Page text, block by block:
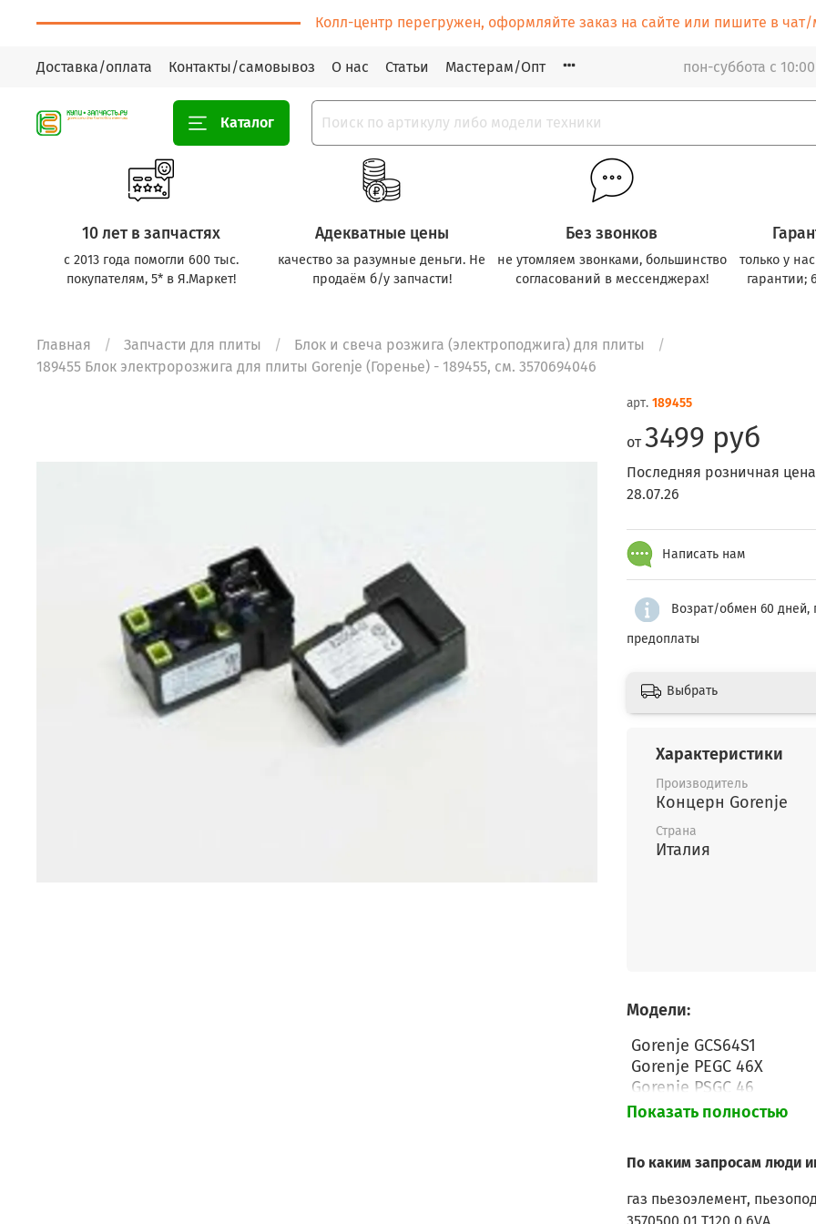
Колл-центр перегружен, оформляйте заказ на сайте или пишите в
Доставка/оплата Контакты/самовывоз О нас Статьи Мастерам/Опт пон-суббота с
Каталог
10 лет в запчастях
с 2013 года помогли 600 тыс.
покупателям, 5* в Я.Маркет!
Адекватные цены
качество за разумные деньги. Не
продаём б/у запчасти!
Без звонков
не утомляем звонками, большинство
согласований в мессенджерах!
только у
гарантии;
Главная Запчасти для плиты
Блок и свеча розжига (электроподжига) для плиты
189455 Блок электророзжига для плиты Gorenje (Горенье) - 189455, см. 3570694046
арт. 189455
от3499 руб
Последняя розничная цена
28.07.26
Написать нам
Возрат/обмен 60 дней,
предоплаты
Выбрать
Характеристики
Производитель
Концерн Gorenje
Страна
Италия
Модели:
Gorenje GCS64S1
Gorenje PEGC 46X
Gorenje PSGC 46
Gorenje GMS640E1
Gorenje GMS640E1
Gorenje GCS64S1
Gorenje GMS64E1
Показать полностью
По каким запросам люди
газ пьезоэлемент,